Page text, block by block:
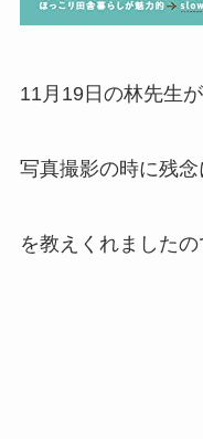
11月19日の林先生
写真撮影の時に残
を教えくれましたの